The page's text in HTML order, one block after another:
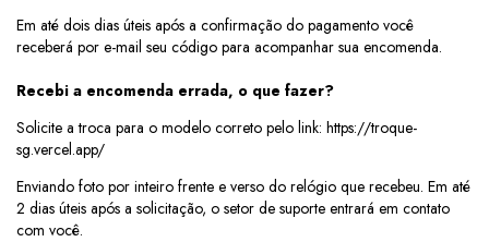
Em até dois dias úteis após a confirmação do pagamento você
receberá por e-mail seu código para acompanhar sua encomenda.
Recebi a encomenda errada, o que fazer?
Solicite a troca para o modelo correto pelo link: https://troque-
sg.vercel.app/
Enviando foto por inteiro frente e verso do relógio que recebeu. Em até
2 dias úteis após a solicitação, o setor de suporte entrará em contato
com você.